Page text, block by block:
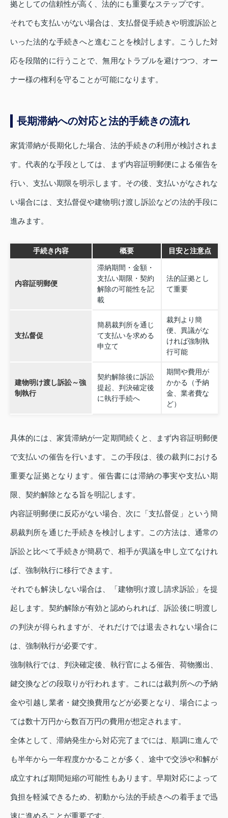
拠としての信頼性が高く、法的にも重要なステップです。
それでも支払いがない場合は、支払督促手続きや明渡訴訟と
いった法的な手続きへと進むことを検討します。こうした対
応を段階的に行うことで、無用なトラブルを避けつつ、オー
ナー様の権利を守ることが可能になります。
長期滞納への対応と法的手続きの流れ
家賃滞納が長期化した場合、法的手続きの利用が検討されま
す。代表的な手段としては、まず内容証明郵便による催告を
行い、支払い期限を明示します。その後、支払いがなされな
い場合には、支払督促や建物明け渡し訴訟などの法的手段に
進みます。
手続き内容 概要 目安と注意点
内容証明郵便
滞納期間・金額・
支払い期限・契約
解除の可能性を記
載
法的証拠とし
て重要
支払督促
簡易裁判所を通じ
て支払いを求める
申立て
裁判より簡
便、異議がな
ければ強制執
行可能
建物明け渡し訴訟～強
制執行
契約解除後に訴訟
提起、判決確定後
に執行手続へ
期間や費用が
かかる（予納
金、業者費な
ど）
具体的には、家賃滞納が一定期間続くと、まず内容証明郵便
で支払いの催告を行います。この手段は、後の裁判における
重要な証拠となります。催告書には滞納の事実や支払い期
限、契約解除となる旨を明記します。
内容証明郵便に反応がない場合、次に「支払督促」という簡
易裁判所を通じた手続きを検討します。この方法は、通常の
訴訟と比べて手続きが簡易で、相手が異議を申し立てなけれ
ば、強制執行に移行できます。
それでも解決しない場合は、「建物明け渡し請求訴訟」を提
起します。契約解除が有効と認められれば、訴訟後に明渡し
の判決が得られますが、それだけでは退去されない場合に
は、強制執行が必要です。
強制執行では、判決確定後、執行官による催告、荷物搬出、
鍵交換などの段取りが行われます。これには裁判所への予納
金や引越し業者・鍵交換費用などが必要となり、場合によっ
ては数十万円から数百万円の費用が想定されます。
全体として、滞納発生から対応完了までには、順調に進んで
も半年から一年程度かかることが多く、途中で交渉や和解が
成立すれば期間短縮の可能性もあります。早期対応によって
負担を軽減できるため、初動から法的手続きへの着手まで迅
速に進めることが重要です。